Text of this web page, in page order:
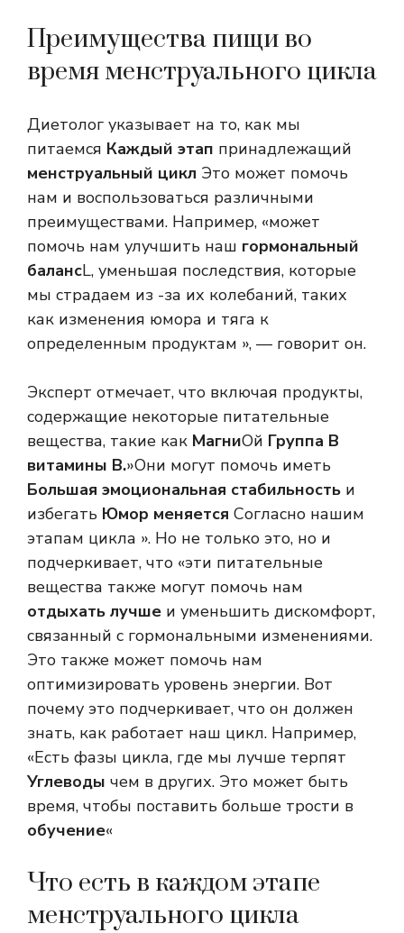
Преимущества пищи во
время менструального цикла
Диетолог указывает на то, как мы
питаемся Каждый этап принадлежащий
менструальный цикл Это может помочь
нам и воспользоваться различными
преимуществами. Например, «может
помочь нам улучшить наш гормональный
балансL, уменьшая последствия, которые
мы страдаем из -за их колебаний, таких
как изменения юмора и тяга к
определенным продуктам », — говорит он.
Эксперт отмечает, что включая продукты,
содержащие некоторые питательные
вещества, такие как МагниОй Группа В
витамины В.»Они могут помочь иметь
Большая эмоциональная стабильность и
избегать Юмор меняется Согласно нашим
этапам цикла ». Но не только это, но и
подчеркивает, что «эти питательные
вещества также могут помочь нам
отдыхать лучше и уменьшить дискомфорт,
связанный с гормональными изменениями.
Это также может помочь нам
оптимизировать уровень энергии. Вот
почему это подчеркивает, что он должен
знать, как работает наш цикл. Например,
«Есть фазы цикла, где мы лучше терпят
Углеводы чем в других. Это может быть
время, чтобы поставить больше трости в
обучение«
Что есть в каждом этапе
менструального цикла